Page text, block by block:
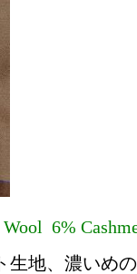
6%
生地、濃いめ